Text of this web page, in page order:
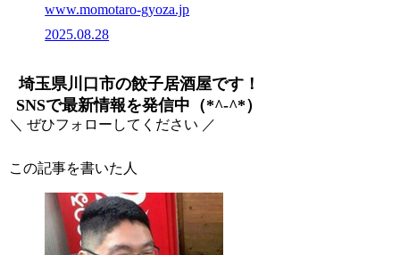
www.momotaro-gyoza.jp
2025.08.28
埼玉県川口市の餃子居酒屋です！
SNSで最新情報を発信中（*^-^*）
＼ ぜひフォローしてください ／
この記事を書いた人